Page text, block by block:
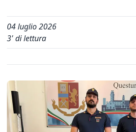
04 luglio 2026
3' di lettura